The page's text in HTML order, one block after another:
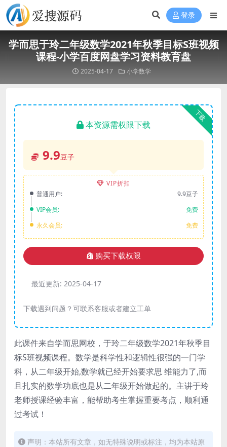
登录
学而思于玲二年级数学2021年秋季目标S班视频
课程-小学百度网盘学习资料教育盘
2025-04-17 小学数学
下载
本资源需权限下载
9.9豆子
VIP折扣
普通用户:
9.9豆子
VIP会员:
免费
永久会员:
免费
购买下载权限
最近更新: 2025-04-17
下载遇到问题？可联系客服或者建立工单
此课件来自学而思网校，于玲二年级数学2021年秋季目
标S班视频课程。数学是科学性和逻辑性很强的一门学
科，从二年级开始,数学就已经开始要求思 维能力了,而
且扎实的数学功底也是从二年级开始做起的。主讲于玲
老师授课经验丰富，能帮助考生掌握重要考点，顺利通
过考试！
声明：本站所有文章，如无特殊说明或标注，均为本站原